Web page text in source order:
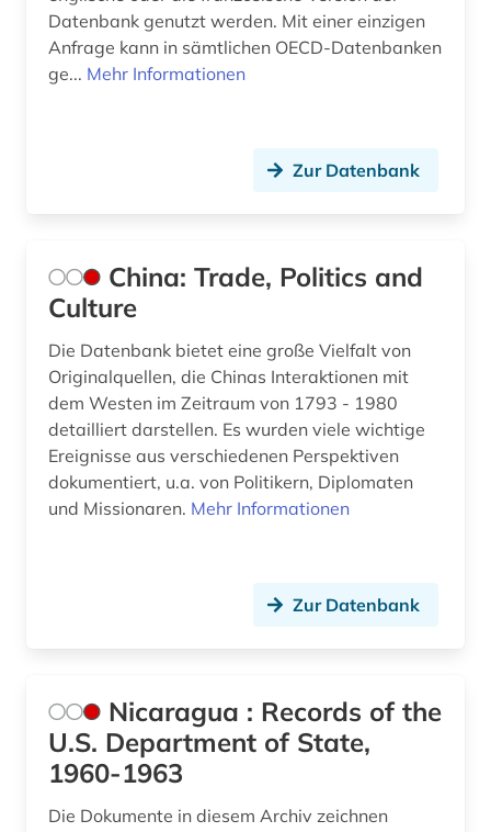
wirtschaftsgut (1)
wirtschaftspolitik (1)
zeitung (1)
zollpolitik (1)
öffentlicher haushalt (1)
öffentlichkeitsarbeit (1)
öl (1)
Datenbank genutzt werden. Mit einer einzigen
Anfrage kann in sämtlichen OECD-Datenbanken
ge... Mehr Informationen
Zur Datenbank
China: Trade, Politics and
Culture
Die Datenbank bietet eine große Vielfalt von
Originalquellen, die Chinas Interaktionen mit
dem Westen im Zeitraum von 1793 - 1980
detailliert darstellen. Es wurden viele wichtige
Ereignisse aus verschiedenen Perspektiven
dokumentiert, u.a. von Politikern, Diplomaten
und Missionaren. Mehr Informationen
Zur Datenbank
Nicaragua : Records of the
U.S. Department of State,
1960-1963
Die Dokumente in diesem Archiv zeichnen